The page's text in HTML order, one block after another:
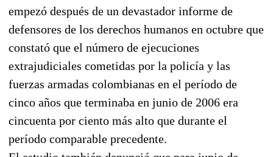
empezó después de un devastador informe de
defensores de los derechos humanos en octubre que
constató que el número de ejecuciones
extrajudiciales cometidas por la policía y las
fuerzas armadas colombianas en el período de
cinco años que terminaba en junio de 2006 era
cincuenta por ciento más alto que durante el
período comparable precedente.